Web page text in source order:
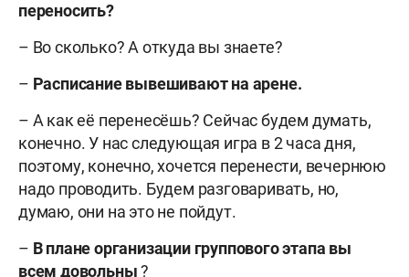
переносить?
– Во сколько? А откуда вы знаете?
– Расписание вывешивают на арене.
– А как её перенесёшь? Сейчас будем думать,
конечно. У нас следующая игра в 2 часа дня,
поэтому, конечно, хочется перенести, вечернюю
надо проводить. Будем разговаривать, но,
думаю, они на это не пойдут.
– В плане организации группового этапа вы
всем довольны?